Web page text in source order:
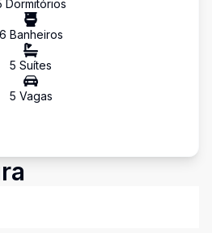
Dormitórios
6 Banheiros
5 Suítes
5 Vagas